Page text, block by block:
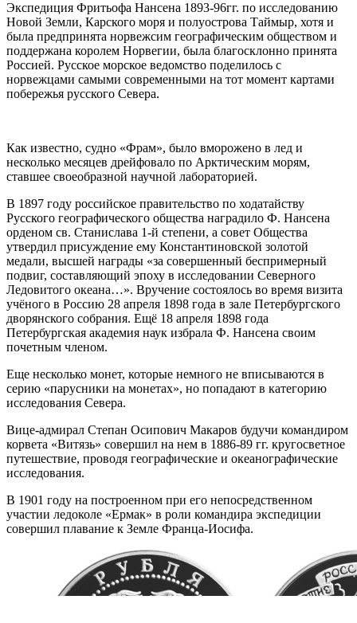
Экспедиция Фритьофа Нансена 1893-96гг. по исследованию
Новой Земли, Карского моря и полуострова Таймыр, хотя и
была предпринята норвежсим географическим обществом и
поддержана королем Норвегии, была благосклонно принята
Россией. Русское морское ведомство поделилось с
норвежцами самыми современными на тот момент картами
побережья русского Севера.
Как известно, судно «Фрам», было вморожено в лед и
несколько месяцев дрейфовало по Арктическим морям,
ставшее своеобразной научной лабораторией.
В 1897 году российское правительство по ходатайству
Русского географического общества наградило Ф. Нансена
орденом св. Станислава 1-й степени, а совет Общества
утвердил присуждение ему Константиновской золотой
медали, высшей награды «за совершенный беспримерный
подвиг, составляющий эпоху в исследовании Северного
Ледовитого океана…». Вручение состоялось во время визита
учёного в Россию 28 апреля 1898 года в зале Петербургского
дворянского собрания. Ещё 18 апреля 1898 года
Петербургская академия наук избрала Ф. Нансена своим
почетным членом.
Еще несколько монет, которые немного не вписываются в
серию «парусники на монетах», но попадают в категорию
исследования Севера.
Вице-адмирал Степан Осипович Макаров будучи командиром
корвета «Витязь» совершил на нем в 1886-89 гг. кругосветное
путешествие, проводя географические и океанографические
исследования.
В 1901 году на построенном при его непосредственном
участии ледоколе «Ермак» в роли командира экспедиции
совершил плавание к Земле Франца-Иосифа.